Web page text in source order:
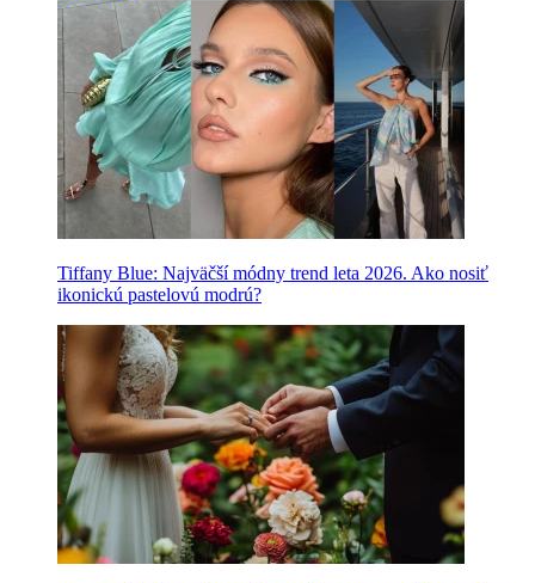
Tiffany Blue: Najväčší módny trend leta 2026. Ako nosiť
ikonickú pastelovú modrú?